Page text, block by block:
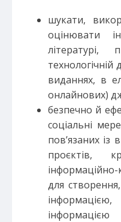
шукати,
оцінювати
літературі,
технологічній
виданнях, в
онлайнових)
безпечно й
соціальні
пов’язаних із
проєктів,
інформаційно-
для